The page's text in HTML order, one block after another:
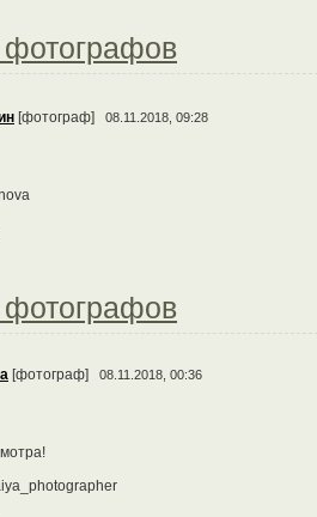
фотографов
[фотограф] 08.11.2018, 09:28
фотографов
[фотограф] 08.11.2018, 00:36